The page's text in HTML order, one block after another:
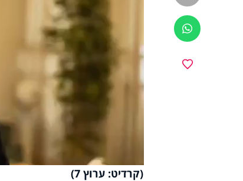
ווטסאפ
(קרדיט: ערוץ 7)